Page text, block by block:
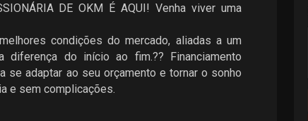
DE OKM É AQUI! Venha viver uma
condições do mercado, aliadas a um
do início ao fim.?? Financiamento
se adaptar ao seu orçamento e tornar o sonho
e sem complicações.